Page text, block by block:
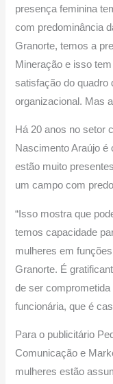
presença feminina
com predominância
Granorte, temos a
Mineração e isso
satisfação do quadro
organizacional. Mas
Há 20 anos no setor
Nascimento Araújo é
estão muito
um campo com
“Isso mostra que
temos capacidade
mulheres em
Granorte. É
de ser comprometida
funcionária, que é
Para o publicitário
Comunicação e
mulheres estão